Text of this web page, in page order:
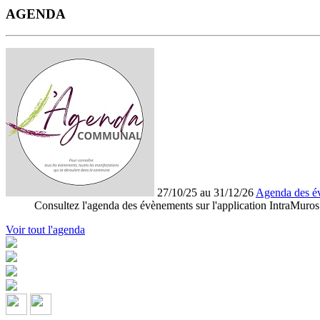
AGENDA
27/10/25 au 31/12/26 Agenda des
Consultez l'agenda des évènements sur l'application IntraMuros
Voir tout l'agenda